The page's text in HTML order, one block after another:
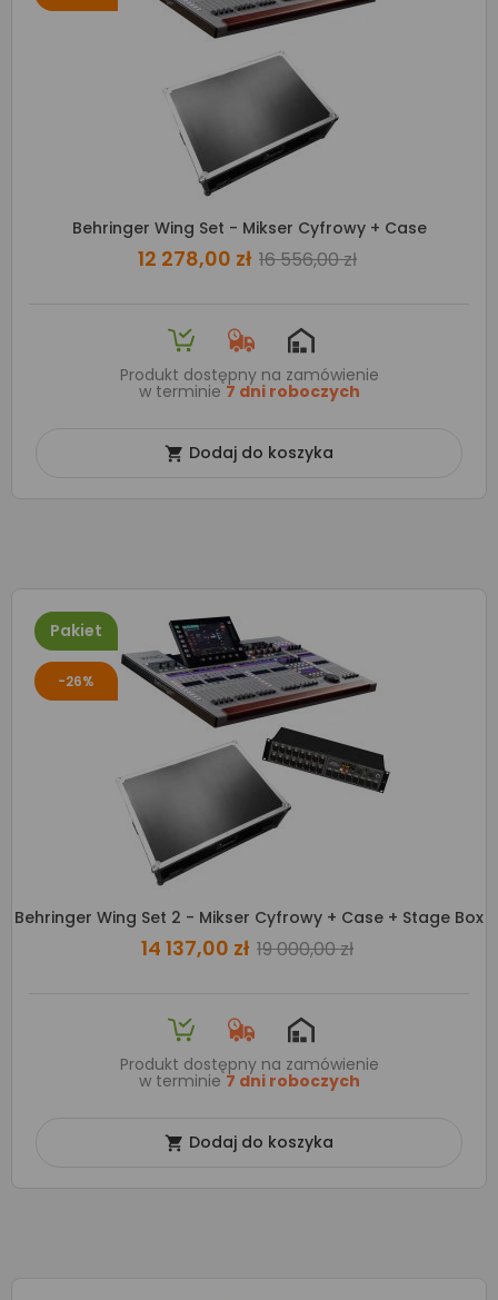
Behringer Wing Set - Mikser Cyfrowy + Case
12 278,00 zł 16 556,00 zł
Produkt dostępny na zamówienie
w terminie 7 dni roboczych
 Dodaj do koszyka
Pakiet
-26%
Behringer Wing Set 2 - Mikser Cyfrowy + Case + Stage Box
14 137,00 zł 19 000,00 zł
Produkt dostępny na zamówienie
w terminie 7 dni roboczych
 Dodaj do koszyka